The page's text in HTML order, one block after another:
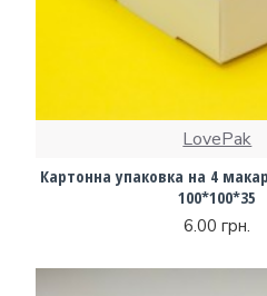
LovePak
Картонна упаковка на 4
100*100*35
6.00 грн.